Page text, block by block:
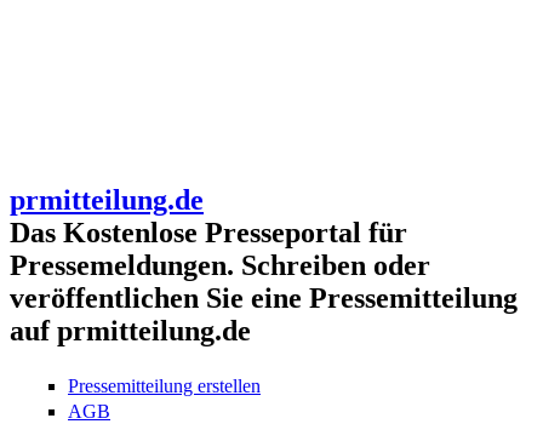
prmitteilung.de
Das Kostenlose Presseportal für
Pressemeldungen. Schreiben oder
veröffentlichen Sie eine Pressemitteilung
auf prmitteilung.de
Pressemitteilung erstellen
AGB